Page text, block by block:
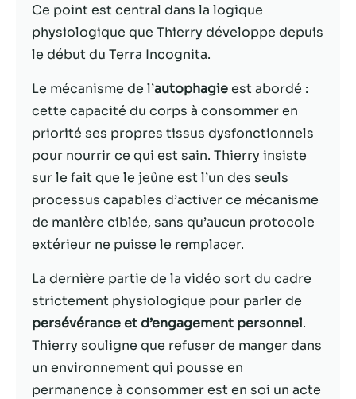
Ce point est central dans la logique
physiologique que Thierry développe depuis
le début du Terra Incognita.
Le mécanisme de l’autophagieest abordé :
cette capacité du corps à consommer en
priorité ses propres tissus dysfonctionnels
pour nourrir ce qui est sain. Thierry insiste
sur le fait que le jeûne est l’un des seuls
processus capables d’activer ce mécanisme
de manière ciblée, sans qu’aucun protocole
extérieur ne puisse le remplacer.
La dernière partie de la vidéo sort du cadre
strictement physiologique pour parler de
persévérance et d’engagement personnel.
Thierry souligne que refuser de manger dans
un environnement qui pousse en
permanence à consommer est en soi un acte
fonctionnalité
et la structure
du site Web,
en fonction
dont le site
Web est
utilisé.
Experience
Afin que notre
site Web
fonctionne
aussi bien que
de votre visite.
Si vous refusez
ces cookies,
certaines
fonctionnalités
disparaîtront
du site Web.